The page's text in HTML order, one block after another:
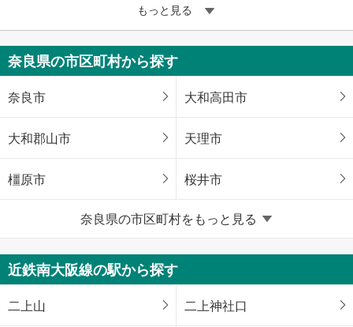
もっと見る
奈良県の市区町村から探す
奈良市 大和高田市
大和郡山市 天理市
橿原市 桜井市
香芝市
葛城市
生駒郡斑鳩町 磯城郡三宅町
奈良県の市区町村をもっと見る
近鉄南大阪線の駅から探す
二上山 二上神社口